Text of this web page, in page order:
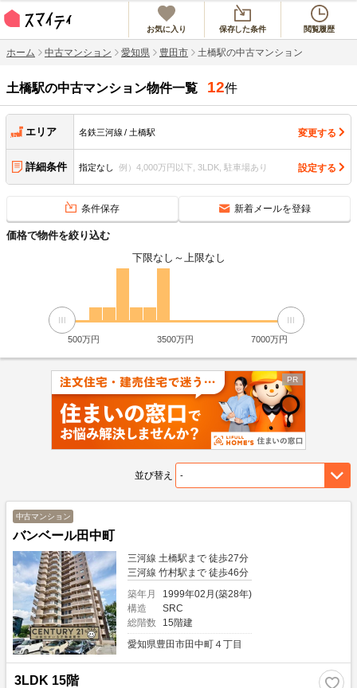
お気に入り 保存した条件 閲覧履歴
ホーム 中古マンション 愛知県 豊田市 土橋駅の中古マンション
土橋駅の中古マンション物件一覧 12件
エリア 名鉄三河線 土橋駅 変更する
詳細条件 指定なし 例）4,000万円以下, 3LDK, 駐車場あり 設定する
条件保存 新着メールを登録
価格で物件を絞り込む
下限なし ～ 上限なし
500万円 3500万円 7000万円
並び替え
中古マンション
バンベール田中町
三河線 土橋駅まで 徒歩27分
三河線 竹村駅まで 徒歩46分
築年月
1999年02月(築28年)
構造
SRC
総階数
15階建
愛知県豊田市田中町４丁目
3LDK 15階